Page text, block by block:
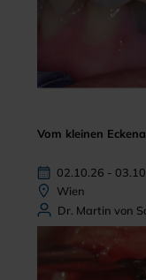
Vom kleinen
02.10.26 -
Wien
Dr. Martin von